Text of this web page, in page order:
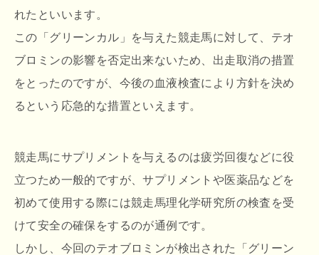
れたといいます。
この「グリーンカル」を与えた競走馬に対して、テオ
ブロミンの影響を否定出来ないため、出走取消の措置
をとったのですが、今後の血液検査により方針を決め
るという応急的な措置といえます。
競走馬にサプリメントを与えるのは疲労回復などに役
立つため一般的ですが、サプリメントや医薬品などを
初めて使用する際には競走馬理化学研究所の検査を受
けて安全の確保をするのが通例です。
しかし、今回のテオブロミンが検出された「グリーン